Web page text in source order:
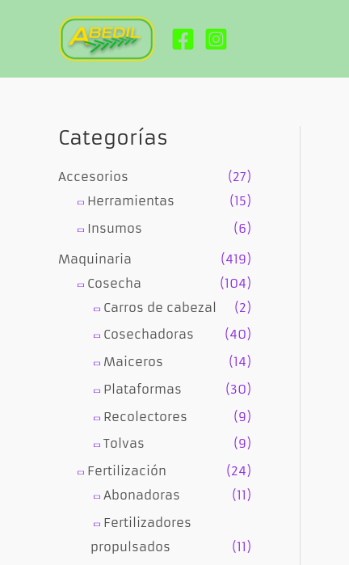
contenido
Categorías
Accesorios
(27)
Herramientas
(15)
Insumos
(6)
Maquinaria
(419)
Cosecha
(104)
Carros de cabezal
(2)
Cosechadoras
(40)
Maiceros
(14)
Plataformas
(30)
Recolectores
(9)
Tolvas
(9)
Fertilización
(24)
Abonadoras
(11)
Fertilizadores
propulsados
(11)